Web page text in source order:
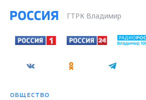
ГТРК Владимир
ОБЩЕСТВО